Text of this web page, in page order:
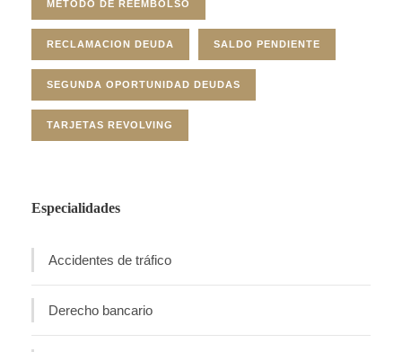
MÉTODO DE REEMBOLSO
RECLAMACION DEUDA SALDO PENDIENTE
SEGUNDA OPORTUNIDAD DEUDAS
TARJETAS REVOLVING
Especialidades
Accidentes de tráfico
Derecho bancario